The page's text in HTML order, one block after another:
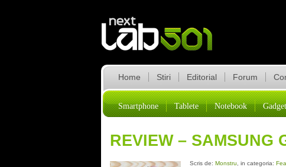
Home Stiri Editorial Forum
Smartphone Tablete Notebook
REVIEW – SAMSUNG
Scris de: Monstru , in categoria: